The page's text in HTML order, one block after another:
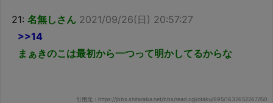
21: 名無しさん 2021/09/26(日) 20:57:27
>>14
まぁきのこは最初から一つって明かしてるからな
引用元：https://jbbs.shitaraba.net/bbs/read.cgi/otaku/995/1632652267/l50